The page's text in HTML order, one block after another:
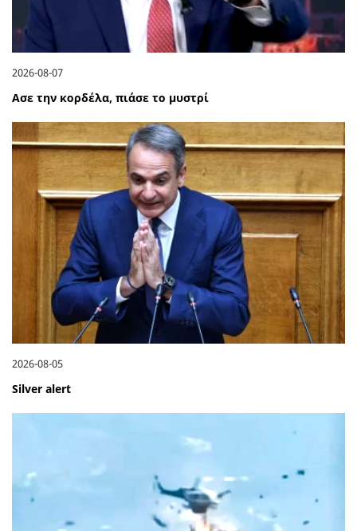
2026-08-07
Ασε την κορδέλα, πιάσε το μυστρί
2026-08-05
Silver alert